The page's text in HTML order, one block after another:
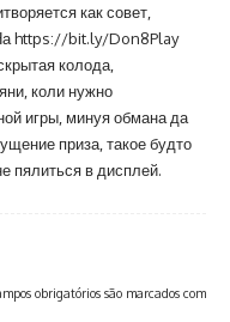
как совет,
https://bit.ly/Don8Play
колода,
коли нужно
игры, минуя обмана да
приза, такое будто
пялиться в дисплей.
obrigatórios são marcados com